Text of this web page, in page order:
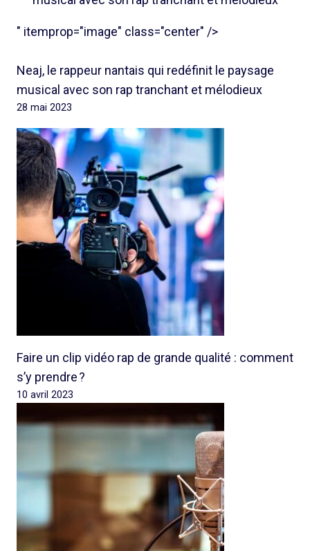
" itemprop="image" class="center" />
Neaj, le rappeur nantais qui redéfinit le paysage
musical avec son rap tranchant et mélodieux
28 mai 2023
Faire un clip vidéo rap de grande qualité : comment
s’y prendre ?
10 avril 2023